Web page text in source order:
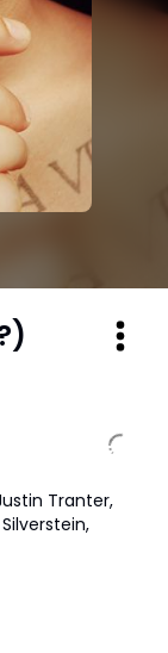
Tranter,